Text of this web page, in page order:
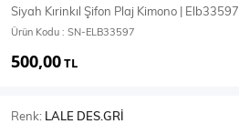
T-Shirt
Siyah Kırinkıl Şifon Plaj Kimono | Elb33597
Ürün Kodu : SN-ELB33597
500,00TL
Renk: LALE DES.GRİ